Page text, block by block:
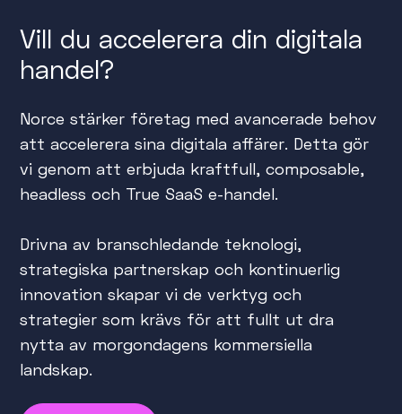
Vill du accelerera din digitala
handel?
Norce stärker företag med avancerade behov
att accelerera sina digitala affärer. Detta gör
vi genom att erbjuda kraftfull, composable,
headless och True SaaS e-handel.
Drivna av branschledande teknologi,
strategiska partnerskap och kontinuerlig
innovation skapar vi de verktyg och
strategier som krävs för att fullt ut dra
nytta av morgondagens kommersiella
landskap.